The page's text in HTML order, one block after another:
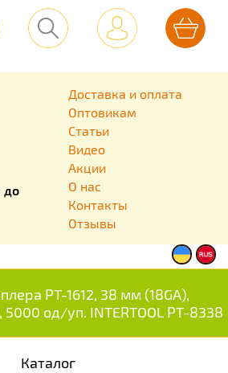
до
Доставка и оплата
Оптовикам
Статьи
Видео
Акции
О нас
Контакты
Отзывы
РТ-1612, 38 мм (18GA),
5000 од/уп. INTERTOOL PT-8338
Каталог